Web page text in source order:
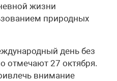
жизни
природных
день без
отмечают 27 октября.
внимание